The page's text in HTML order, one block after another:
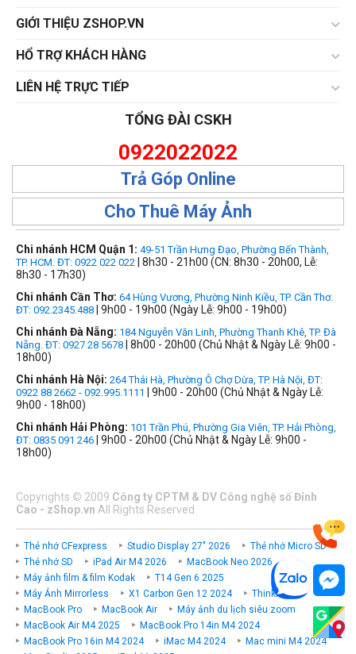
GIỚI THIỆU ZSHOP.VN
HỔ TRỢ KHÁCH HÀNG
LIÊN HỆ TRỰC TIẾP
TỔNG ĐÀI CSKH
0922022022
Trả Góp Online
Cho Thuê Máy Ảnh
Chi nhánh HCM Quận 1: 49-51 Trần Hưng Đạo, Phường Bến Thành,
TP. HCM. ĐT: 0922 022 022 | 8h30 - 21h00 (CN: 8h30 - 20h00, Lễ:
8h30 - 17h30)
Chi nhánh Cần Thơ: 64 Hùng Vương, Phường Ninh Kiều, TP. Cần Thơ.
ĐT: 092.2345.488 | 9h00 - 19h00 (Ngày Lễ: 9h00 - 19h00)
Chi nhánh Đà Nẵng: 184 Nguyễn Văn Linh, Phường Thanh Khê, TP. Đà
Nẵng. ĐT: 0927 28 5678 | 8h00 - 20h00 (Chủ Nhật & Ngày Lễ: 9h00 -
18h00)
Chi nhánh Hà Nội: 264 Thái Hà, Phường Ô Chợ Dừa, TP. Hà Nội, ĐT:
0922 88 2662 - 092.995.1111
| 9h00 - 20h00 (Chủ Nhật & Ngày Lễ:
9h00 - 18h00)
Chi nhánh Hải Phòng: 101 Trần Phú, Phường Gia Viên, TP. Hải Phòng,
ĐT: 0835 091 246 | 9h00 - 20h00 (Chủ Nhật & Ngày Lễ: 9h00 -
18h00)
Copyrights © 2009 Công ty CPTM & DV Công nghệ số Đỉnh
Cao - zShop.vn All Rights Reserved
Thẻ nhớ CFexpress Studio Display 27" 2026
Thẻ nhớ Micro SD
Thẻ nhớ SD
iPad Air M4 2026
MacBook Neo 2026
Máy ảnh film & film Kodak
T14 Gen 6 2025
Máy Ảnh Mirrorless
X1 Carbon Gen 12 2024
ThinkPad P
MacBook Pro
MacBook Air
Máy ảnh du lịch siêu zoom
MacBook Air M4 2025
MacBook Pro 14in M4 2024
MacBook Pro 16in M4 2024
iMac M4 2024
Mac mini M4 2024